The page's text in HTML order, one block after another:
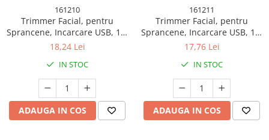
161210
Trimmer Facial, pentru
Sprancene, Incarcare USB, 1.5
x 13 cm, din ABS, Sampanie
18,24 Lei
IN STOC
ADAUGA IN COS
161211
Trimmer Facial, pentru
Sprancene, Incarcare USB, 1.5
x 13 cm, din ABS, Roz Auriu
17,76 Lei
IN STOC
ADAUGA IN COS